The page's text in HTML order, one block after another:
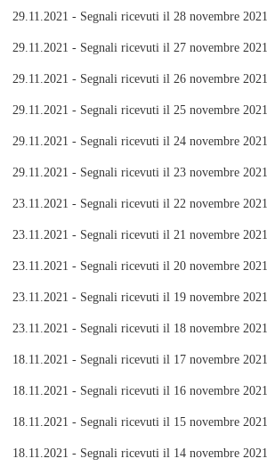
29.11.2021 - Segnali ricevuti il 28 novembre 2021
29.11.2021 - Segnali ricevuti il 27 novembre 2021
29.11.2021 - Segnali ricevuti il 26 novembre 2021
29.11.2021 - Segnali ricevuti il 25 novembre 2021
29.11.2021 - Segnali ricevuti il 24 novembre 2021
29.11.2021 - Segnali ricevuti il 23 novembre 2021
23.11.2021 - Segnali ricevuti il 22 novembre 2021
23.11.2021 - Segnali ricevuti il 21 novembre 2021
23.11.2021 - Segnali ricevuti il 20 novembre 2021
23.11.2021 - Segnali ricevuti il 19 novembre 2021
23.11.2021 - Segnali ricevuti il 18 novembre 2021
18.11.2021 - Segnali ricevuti il 17 novembre 2021
18.11.2021 - Segnali ricevuti il 16 novembre 2021
18.11.2021 - Segnali ricevuti il 15 novembre 2021
18.11.2021 - Segnali ricevuti il 14 novembre 2021